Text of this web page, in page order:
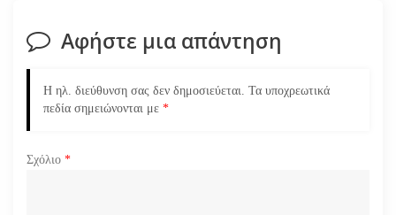
η
ρ
θ
Αφήστε μια απάντηση
Η ηλ. διεύθυνση σας δεν δημοσιεύεται. Τα υποχρεωτικά
πεδία σημειώνονται με *
Σχόλιο *